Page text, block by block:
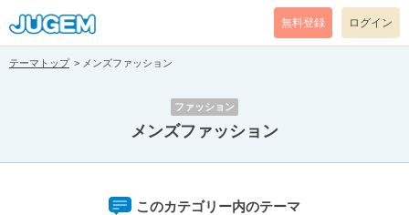
無料登録 ログイン
テーマトップ メンズファッション
ファッション
メンズファッション
このカテゴリー内のテーマ